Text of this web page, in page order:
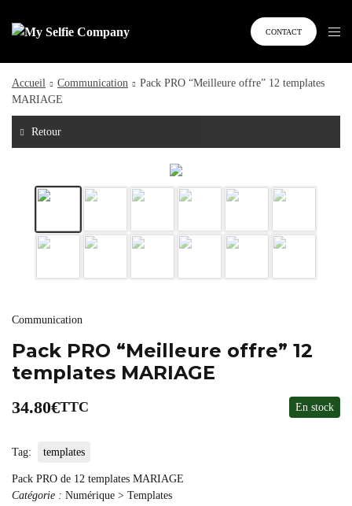
CONTACT
Accueil Communication
Pack PRO “Meilleure offre” 12 templates
MARIAGE
Retour
Communication
Pack PRO “Meilleure offre” 12
templates MARIAGE
34.80€TTC En stock
Tag: templates
Pack PRO de 12 templates MARIAGE
Catégorie : Numérique > Templates